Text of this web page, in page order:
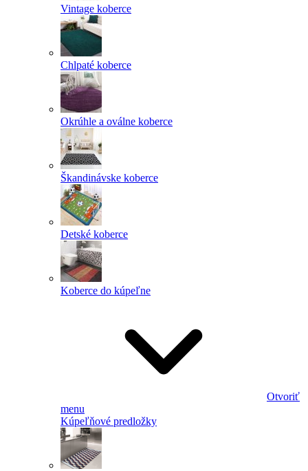
Vintage koberce
Chlpaté koberce
Okrúhle a oválne koberce
Škandinávske koberce
Detské koberce
Koberce do kúpeľne
Otvoriť
menu
Kúpeľňové predložky